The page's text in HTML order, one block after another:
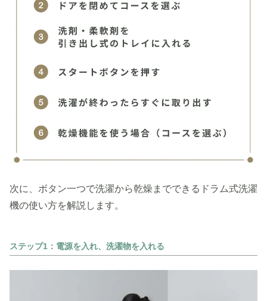
次に、ボタン一つで洗濯から乾燥までできるドラム式洗濯
機の使い方を解説します。
ステップ1：電源を入れ、洗濯物を入れる